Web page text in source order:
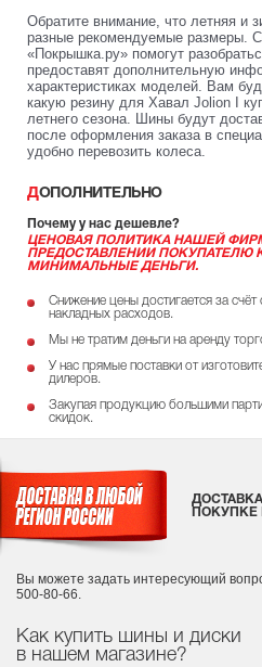
Обратите внимание, что летняя и
разные рекомендуемые размеры.
«Покрышка.ру» помогут
предоставят дополнительную
характеристиках моделей. Вам
какую резину для Хавал Jolion I
летнего сезона. Шины будут
после оформления заказа в
удобно перевозить колеса.
ДОПОЛНИТЕЛЬНО
Почему у нас дешевле?
ЦЕНОВАЯ ПОЛИТИКА НАШЕЙ
ПРЕДОСТАВЛЕНИИ ПОКУПАТЕЛЮ
МИНИМАЛЬНЫЕ ДЕНЬГИ.
Снижение цены достигается за
накладных расходов.
Мы не тратим деньги на аренду
У нас прямые поставки от
дилеров.
Закупая продукцию большими
скидок.
Как купить шины и диски
в нашем магазине?
ПОКУПКЕ
Вы можете задать интересующий
500-80-66.